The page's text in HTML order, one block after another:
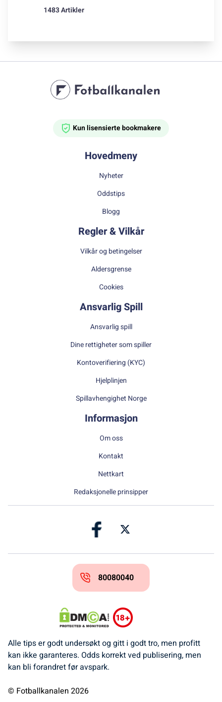
1483 Artikler
Kun lisensierte bookmakere
Hovedmeny
Nyheter
Oddstips
Blogg
Regler & Vilkår
Vilkår og betingelser
Aldersgrense
Cookies
Ansvarlig Spill
Ansvarlig spill
Dine rettigheter som spiller
Kontoverifiering (KYC)
Hjelplinjen
Spillavhengighet Norge
Informasjon
Om oss
Kontakt
Nettkart
Redaksjonelle prinsipper
80080040
Alle tips er godt undersøkt og gitt i godt tro, men profitt
kan ikke garanteres. Odds korrekt ved publisering, men
kan bli forandret før avspark.
© Fotballkanalen 2026